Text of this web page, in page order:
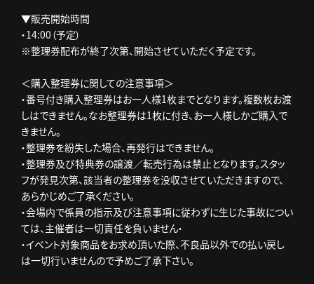
▼販売開始時間
・14:00（予定）
※整理券配布が終了次第、開始させていただく予定です。
＜購入整理券に関しての注意事項＞
・番号付き購入整理券はお一人様1枚までとなります。複数枚お渡
しはできません。なお整理券は1枚に付き、お一人様しかご購入で
きません。
・整理券を紛失した場合、再発行はできません。
・整理券及び特典券の譲渡／転売行為は禁止となります。スタッ
フが発見次第、該当者の整理券を没収させていただきますので、
あらかじめご了承ください。
・会場内で係員の指示及び注意事項に従わずに生じた事故につい
ては、主催者は一切責任を負いません・
・イベント対象商品をお求め頂いた際、不良品以外での払い戻し
は一切行いませんので予めご了承下さい。